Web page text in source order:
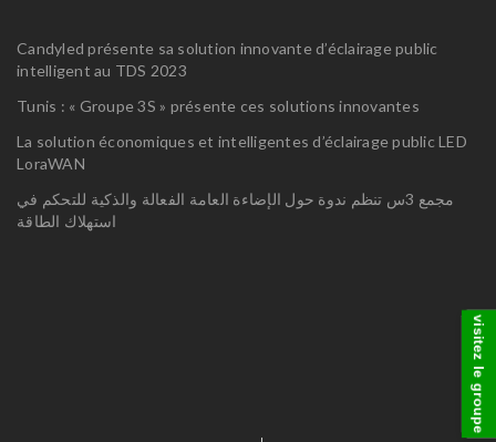
Candyled présente sa solution innovante d’éclairage public
intelligent au TDS 2023
Tunis : « Groupe 3S » présente ces solutions innovantes
La solution économiques et intelligentes d’éclairage public LED
LoraWAN
مجمع 3س تنظم ندوة حول الإضاءة العامة الفعالة والذكية للتحكم في
استهلاك الطاقة
visitez le groupe